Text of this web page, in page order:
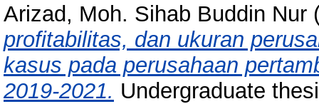
Arizad, Moh. Sihab Buddin Nur
profitabilitas, dan ukuran
kasus pada perusahaan
2019-2021. Undergraduate